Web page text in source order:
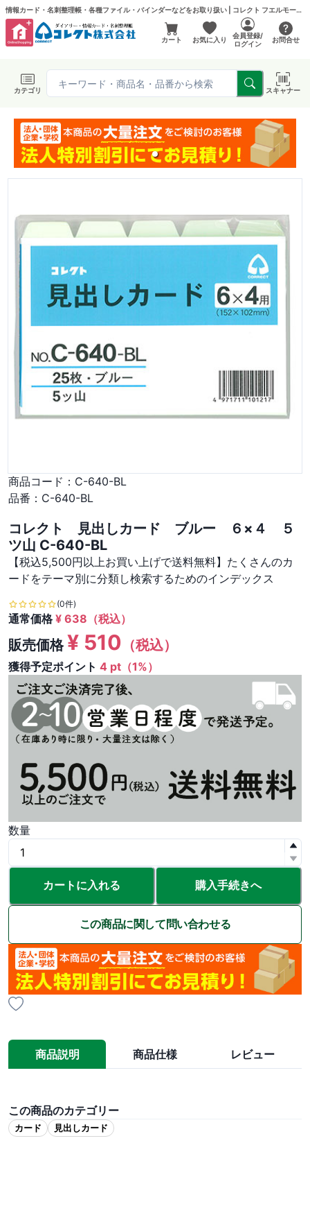
情報カード・名刺整理帳・各種ファイル・バインダーなどをお取り扱い | コレクト フエルモール店
カート お気に入り
会員登録/
ログイン
お問合せ
カテゴリ スキャナー
商品コード： C-640-BL
品番： C-640-BL
コレクト 見出しカード ブルー ６×４ ５
ツ山 C-640-BL
【税込5,500円以上お買い上げで送料無料】たくさんのカ
ードをテーマ別に分類し検索するためのインデックス
(0件)
通常価格¥ 638 （税込）
販売価格¥ 510 （税込）
獲得予定ポイント 4 pt（1%）
数量
カートに入れる 購入手続きへ
この商品に関して問い合わせる
商品説明 商品仕様 レビュー
この商品のカテゴリー
カード 見出しカード